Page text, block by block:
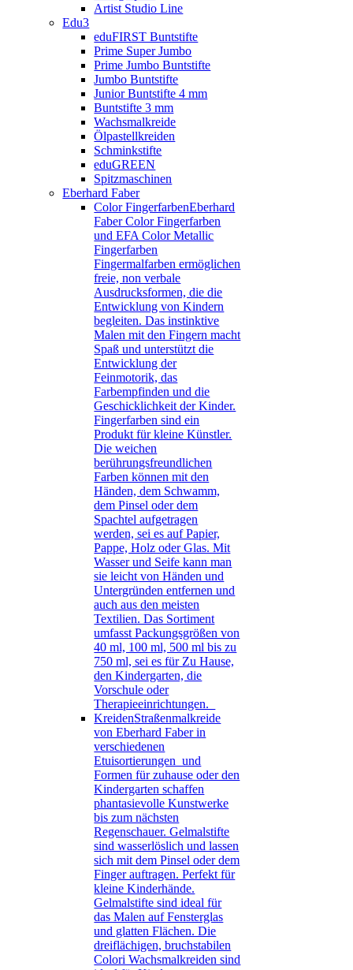
Artist Studio Line
Edu3
eduFIRST Buntstifte
Prime Super Jumbo
Prime Jumbo Buntstifte
Jumbo Buntstifte
Junior Buntstifte 4 mm
Buntstifte 3 mm
Wachsmalkreide
Ölpastellkreiden
Schminkstifte
eduGREEN
Spitzmaschinen
Eberhard Faber
Color FingerfarbenEberhard
Faber Color Fingerfarben
und EFA Color Metallic
Fingerfarben
Fingermalfarben ermöglichen
freie, non verbale
Ausdrucksformen, die die
Entwicklung von Kindern
begleiten. Das instinktive
Malen mit den Fingern macht
Spaß und unterstützt die
Entwicklung der
Feinmotorik, das
Farbempfinden und die
Geschicklichkeit der Kinder.
Fingerfarben sind ein
Produkt für kleine Künstler.
Die weichen
berührungsfreundlichen
Farben können mit den
Händen, dem Schwamm,
dem Pinsel oder dem
Spachtel aufgetragen
werden, sei es auf Papier,
Pappe, Holz oder Glas. Mit
Wasser und Seife kann man
sie leicht von Händen und
Untergründen entfernen und
auch aus den meisten
Textilien. Das Sortiment
umfasst Packungsgrößen von
40 ml, 100 ml, 500 ml bis zu
750 ml, sei es für Zu Hause,
den Kindergarten, die
Vorschule oder
Therapieeinrichtungen.
KreidenStraßenmalkreide
von Eberhard Faber in
verschiedenen
Etuisortierungen und
Formen für zuhause oder den
Kindergarten schaffen
phantasievolle Kunstwerke
bis zum nächsten
Regenschauer. Gelmalstifte
sind wasserlöslich und lassen
sich mit dem Pinsel oder dem
Finger auftragen. Perfekt für
kleine Kinderhände.
Gelmalstifte sind ideal für
das Malen auf Fensterglas
und glatten Flächen. Die
dreiflächigen, bruchstabilen
Colori Wachsmalkreiden sind